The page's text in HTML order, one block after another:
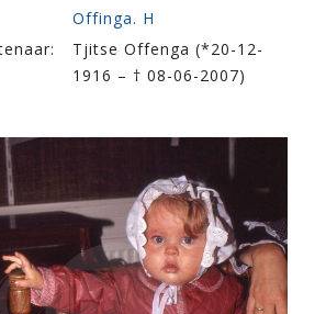
Offinga. H
Tjitse Offenga (*20-12-
1916 – † 08-06-2007)